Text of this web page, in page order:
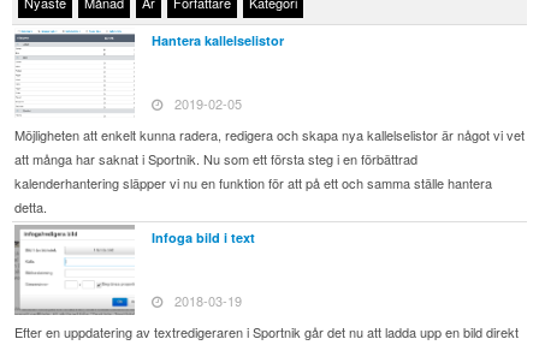
Hantera kallelselistor
2019-02-05
Möjligheten att enkelt kunna radera, redigera och skapa nya kallelselistor är något vi vet
att många har saknat i Sportnik. Nu som ett första steg i en förbättrad
kalenderhantering släpper vi nu en funktion för att på ett och samma ställe hantera
detta.
Infoga bild i text
2018-03-19
Efter en uppdatering av textredigeraren i Sportnik går det nu att ladda upp en bild direkt